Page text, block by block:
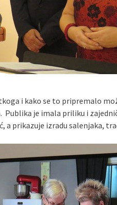
i kako se to pripremalo
Publika je imala priliku i
a prikazuje izradu salenjaka,